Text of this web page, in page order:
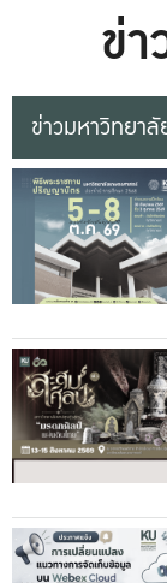
ข่
ข่าวมหาวิทยาลั